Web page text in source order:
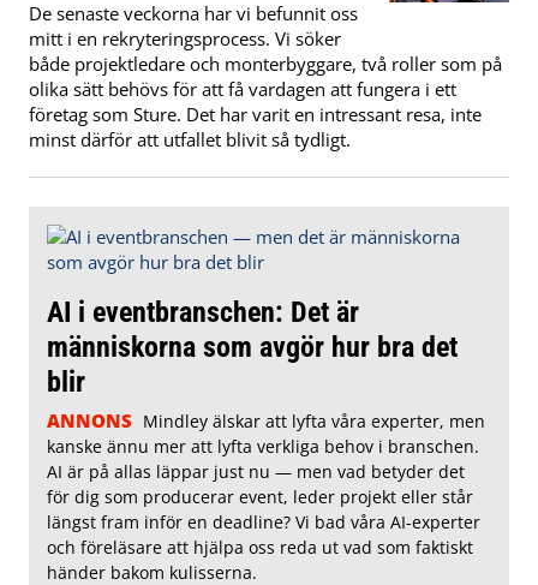
De senaste veckorna har vi befunnit oss
mitt i en rekryteringsprocess. Vi söker
både projektledare och monterbyggare, två roller som på
olika sätt behövs för att få vardagen att fungera i ett
företag som Sture. Det har varit en intressant resa, inte
minst därför att utfallet blivit så tydligt.
AI i eventbranschen: Det är
människorna som avgör hur bra det
blir
ANNONS Mindley älskar att lyfta våra experter, men
kanske ännu mer att lyfta verkliga behov i branschen.
AI är på allas läppar just nu — men vad betyder det
för dig som producerar event, leder projekt eller står
längst fram inför en deadline? Vi bad våra AI-experter
och föreläsare att hjälpa oss reda ut vad som faktiskt
händer bakom kulisserna.